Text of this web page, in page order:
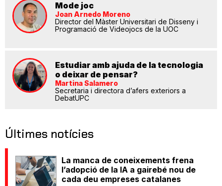
Mode joc
Joan Arnedo Moreno
Director del Màster Universitari de Disseny i
Programació de Videojocs de la UOC
Estudiar amb ajuda de la tecnologia
o deixar de pensar?
Martina Salamero
Secretaria i directora d’afers exteriors a
DebatUPC
Últimes notícies
La manca de coneixements frena
l’adopció de la IA a gairebé nou de
cada deu empreses catalanes